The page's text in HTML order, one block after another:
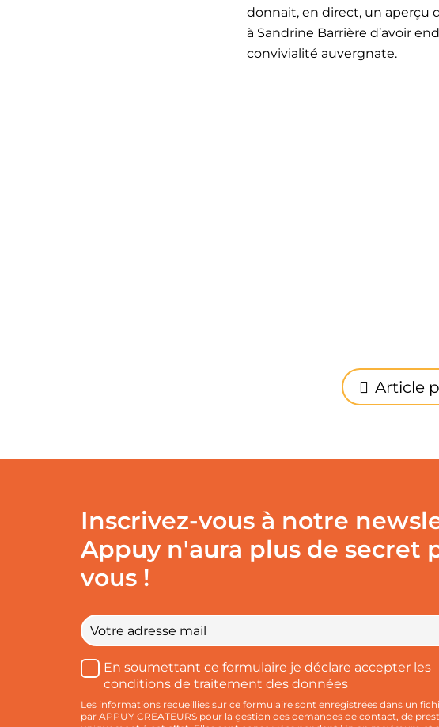
donnait, en direct, un aperçu
à Sandrine Barrière d’avoir
convivialité auvergnate.
Article
Inscrivez-vous à notre
Appuy n'aura plus de secret
vous !
Votre
e-
mail *
Traitement
données *
En soumettant ce formulaire je déclare accepter les
conditions de traitement des données
Les informations recueillies sur ce formulaire sont enregistrées dans un
par APPUY CREATEURS pour la gestion des demandes de contact, de